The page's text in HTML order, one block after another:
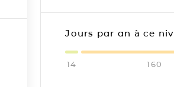
Jours par an à ce
14 160